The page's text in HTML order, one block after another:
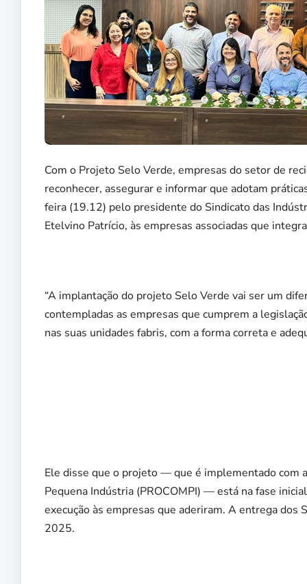
Com o Projeto Selo Verde, empresas do setor de
reconhecer, assegurar e informar que adotam
feira (19.12) pelo presidente do Sindicato das
Etelvino Patrício, às empresas associadas que
“A implantação do projeto Selo Verde vai ser um
contempladas as empresas que cumprem a
nas suas unidades fabris, com a forma correta e
Ele disse que o projeto — que é implementado com
Pequena Indústria (PROCOMPI) — está na fase
execução às empresas que aderiram. A entrega
2025.